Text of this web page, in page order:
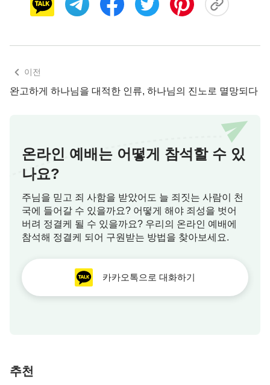
하나님의 눈에 그 성안 사람들의 죄악과 사악함이 이
나님은 의인이 50명 있어도 성을 멸하지 않겠다고 했
나님께 있어 중요하지 않다는 뜻이다. 중요한 것은
거기에 하나님이 원하는 의인이 있는가 하는 것이었
을 멸할 때 그 의인이 피해를 보는 일은 없게 할 생각
이었다. 즉, 하나님이 그 성을 멸하고자 했든 안 했든,
그 성에 의인이 몇 명 있었든, 그 죄악의 성은 하나님
이 보기에 저주받을 곳이었고, 마땅히 멸망되어 하나
님 눈앞에서 사라져야 할 대상이었던 것이다. 하지만
의인은 마땅히 살아남아야만 했다. 시대와 인류의 발
전 정도를 막론하고 하나님의 이러한 태도에는 변함
는 의인을 보살핀다. 하나님의 이 명확한 태도가 바
로 하나님 본질의 진정한 발현이다. 성안에는 의인이
한 명뿐이었기에 하나님은 더 이상 주저하지 않았다.
하지 않았을 것이며, 의인이 10명만 있었어도 그 성
이전
완고하게 하나님을 대적한 인류, 하나님의 진노로 멸망되다
온라인 예배는 어떻게 참석할 수 있
나요?
주님을 믿고 죄 사함을 받았어도 늘 죄짓는 사람이 천
국에 들어갈 수 있을까요? 어떻게 해야 죄성을 벗어
버려 정결케 될 수 있을까요? 우리의 온라인 예배에
참석해 정결케 되어 구원받는 방법을 찾아보세요.
카카오톡으로 대화하기
추천